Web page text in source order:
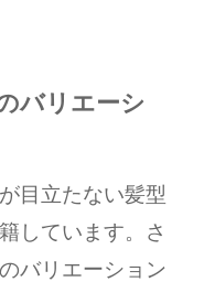
バリエーシ
目立たない髪型
しています。さ
バリエーション